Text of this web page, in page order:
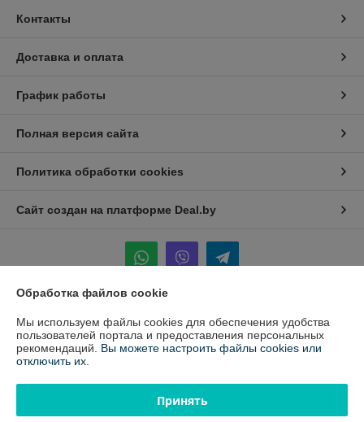
Контакты
Доставка и оплата
График работы
Полная версия сайта
Политика обработки cookies
Сайт создан на платформе Deal.by
Информация для покупателя
Юридическое лицо:ООО «Белавтореммаш» РБ
220024, г.Минск, ул. Стебенева, д.16 к.21
Регистрационный номер ЕГР: 100811330
Обработка файлов cookie
Мы используем файлы cookies для обеспечения удобства
пользователей портала и предоставления персональных
рекомендаций. Вы можете настроить файлы cookies или
отключить их.
Принять